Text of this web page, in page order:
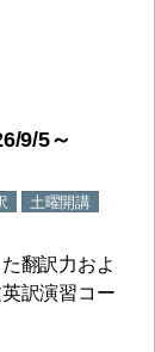
9/5～
土曜開講
翻訳力およ
訳演習コー